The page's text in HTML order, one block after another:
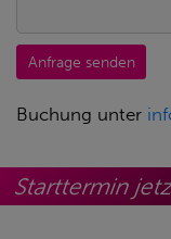
Anfrage senden
Buchung unter
Starttermin